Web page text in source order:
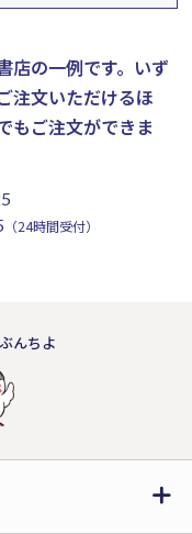
の一例です。 いず
注文いただけるほ
もご注文ができま
（24時間受付）
んちよ